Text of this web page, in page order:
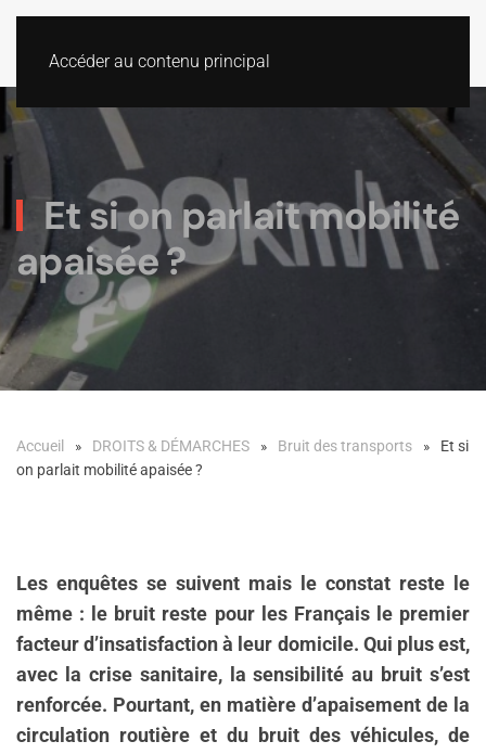
Accéder au contenu principal
Et si on parlait mobilité
apaisée ?
Accueil DROITS & DÉMARCHES Bruit des transports
Et si
on parlait mobilité apaisée ?
Les enquêtes se suivent mais le constat reste le
même : le bruit reste pour les Français le premier
facteur d’insatisfaction à leur domicile. Qui plus est,
avec la crise sanitaire, la sensibilité au bruit s’est
renforcée. Pourtant, en matière d’apaisement de la
circulation routière et du bruit des véhicules, de